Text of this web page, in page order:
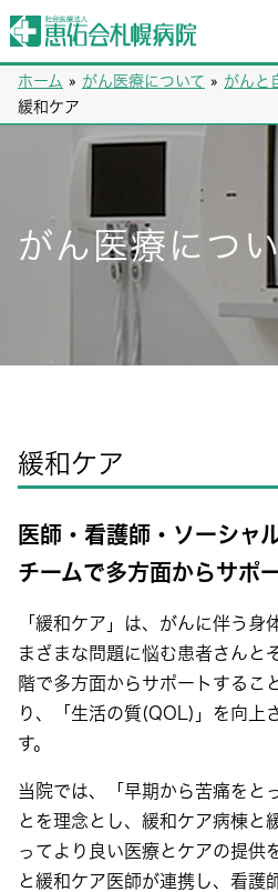
ホーム » がん医療について » がんと
緩和ケア
がん医療につ
緩和ケア
医師・看護師・ソーシャ
チームで多方面からサポ
「緩和ケア」は、がんに伴う身
まざまな問題に悩む患者さんと
階で多方面からサポートするこ
り、「生活の質(QOL)」を向上
す。
当院では、「早期から苦痛をと
とを理念とし、緩和ケア病棟と
ってより良い医療とケアの提供
と緩和ケア医師が連携し、看護